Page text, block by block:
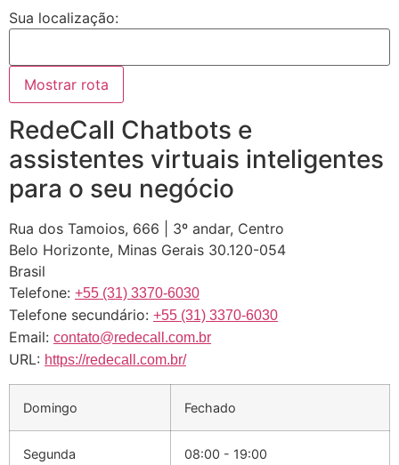
Sua localização:
RedeCall Chatbots e
assistentes virtuais inteligentes
para o seu negócio
Rua dos Tamoios, 666 | 3º andar, Centro
Belo Horizonte, Minas Gerais 30.120-054
Brasil
Telefone: +55 (31) 3370-6030
Telefone secundário: +55 (31) 3370-6030
Email: contato@redecall.com.br
URL: https://redecall.com.br/
Domingo Fechado
Segunda 08:00 - 19:00